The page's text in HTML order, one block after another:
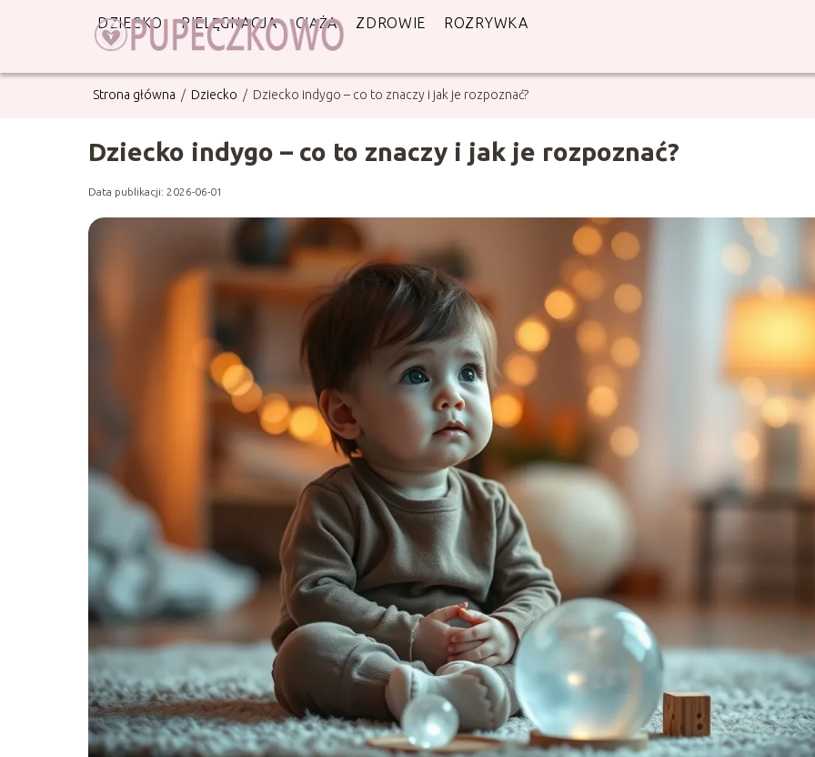
DZIECKO PIELĘGNACJA CIĄŻA ZDROWIE ROZRYWKA
Strona główna / Dziecko / Dziecko indygo – co to znaczy i jak je rozpoznać?
Dziecko indygo – co to znaczy i jak je rozpoznać?
Data publikacji: 2026-06-01